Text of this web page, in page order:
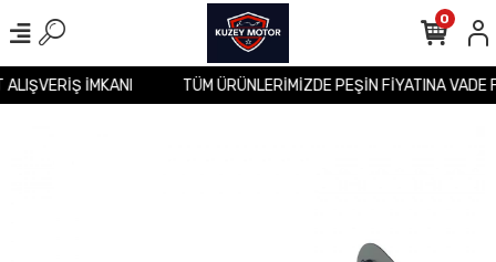
ALIŞVERİŞ İMKANI TÜM ÜRÜNLERİMİZDE PEŞİN FİYATINA
0